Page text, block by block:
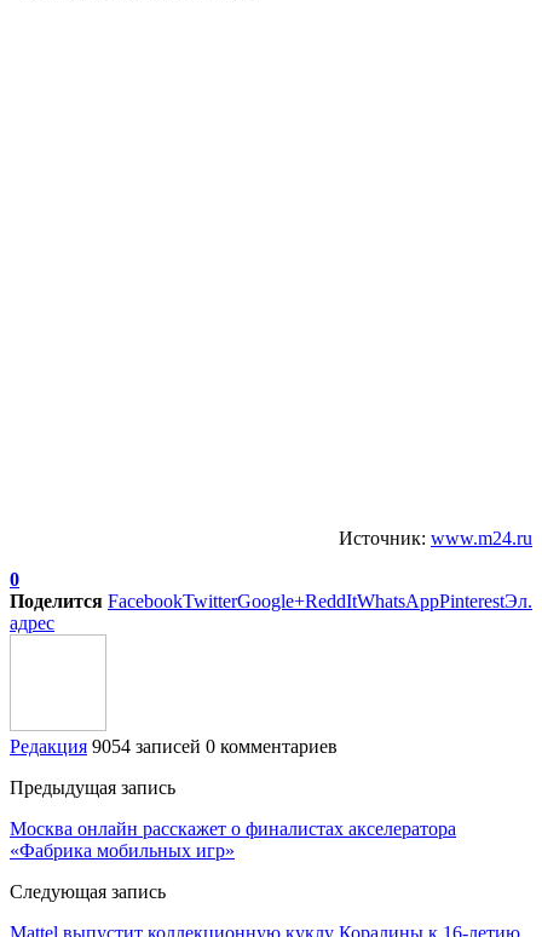
Источник: www.m24.ru
0
Поделится FacebookTwitterGoogle+ReddItWhatsAppPinterestЭл.
адрес
Редакция 9054 записей 0 комментариев
Предыдущая запись
Москва онлайн расскажет о финалистах акселератора
«Фабрика мобильных игр»
Следующая запись
Mattel выпустит коллекционную куклу Коралины к 16-летию